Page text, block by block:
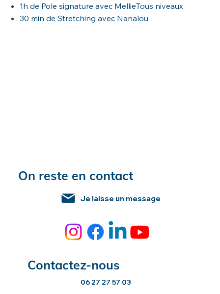
1h de Pole signature avec MellieTous niveaux
30 min de Stretching avec Nanalou
On reste en contact
Je laisse un message
Contactez-nous
06 27 27 57 03